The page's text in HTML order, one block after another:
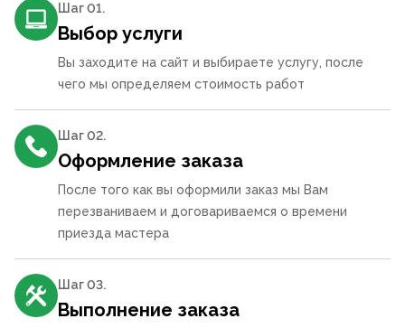
Шаг 01.
Выбор услуги
Вы заходите на сайт и выбираете услугу, после
чего мы определяем стоимость работ
Шаг 02.
Оформление заказа
После того как вы оформили заказ мы Вам
перезваниваем и договариваемся о времени
приезда мастера
Шаг 03.
Выполнение заказа